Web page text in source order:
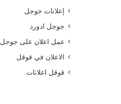
إعلانات جوجل
جوجل ادورد
عمل اعلان على جوجل
الاعلان في قوقل
قوقل اعلانات